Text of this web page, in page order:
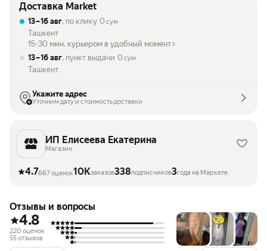
Доставка Market
13 – 16 авг, по клику 0 сум
Ташкент
15-30 мин. курьером в удобный момент
13 – 16 авг, пункт выдачи 0 сум
Ташкент
Укажите адрес
Уточним дату и стоимость доставки
ИП Елисеева Екатерина
Магазин
4.7667 оценок10Kзаказов338подписчиков3года на Маркете
Отзывы и вопросы
4.8
220 оценок
55 отзывов